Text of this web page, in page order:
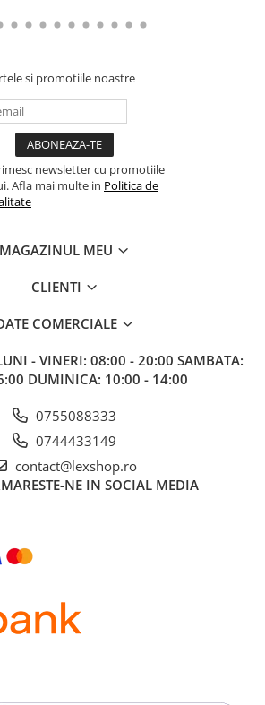
si promotiile noastre
newsletter cu promotiile
Afla mai multe in Politica de
MAGAZINUL MEU
CLIENTI
COMERCIALE
- VINERI: 08:00 - 20:00 SAMBATA:
DUMINICA: 10:00 - 14:00
0755088333
0744433149
contact@lexshop.ro
NE IN SOCIAL MEDIA